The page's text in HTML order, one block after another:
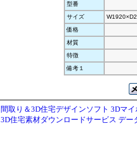
型番
サイズ
価格
材質
特徴
備考１
間取り＆3D住宅デザインソフト 3Dマ
3D住宅素材ダウンロードサービス デー